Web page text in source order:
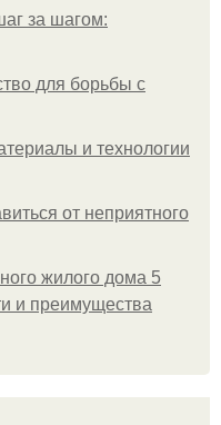
за шагом:
для борьбы с
и технологии
от неприятного
жилого дома 5
и преимущества